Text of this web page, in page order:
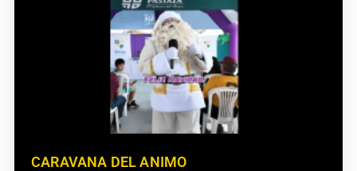
CARAVANA DEL ANIMO